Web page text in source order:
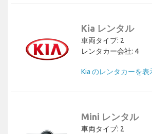
Kia レンタル
車両タイプ: 2
レンタカー会社: 4
Kia のレンタカーを表
Mini レンタル
車両タイプ: 2